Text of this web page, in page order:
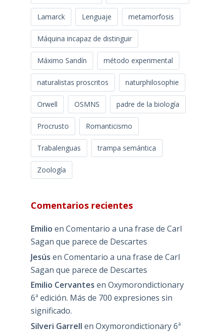
Lamarck Lenguaje metamorfosis
Máquina incapaz de distinguir
Máximo Sandín método experimental
naturalistas proscritos naturphilosophie
Orwell OSMNS padre de la biología
Procrusto Romanticismo
Trabalenguas trampa semántica
Zoología
Comentarios recientes
Emilio en Comentario a una frase de Carl
Sagan que parece de Descartes
Jesús en Comentario a una frase de Carl
Sagan que parece de Descartes
Emilio Cervantes en Oxymorondictionary
6ª edición. Más de 700 expresiones sin
significado.
Silveri Garrell en Oxymorondictionary 6ª